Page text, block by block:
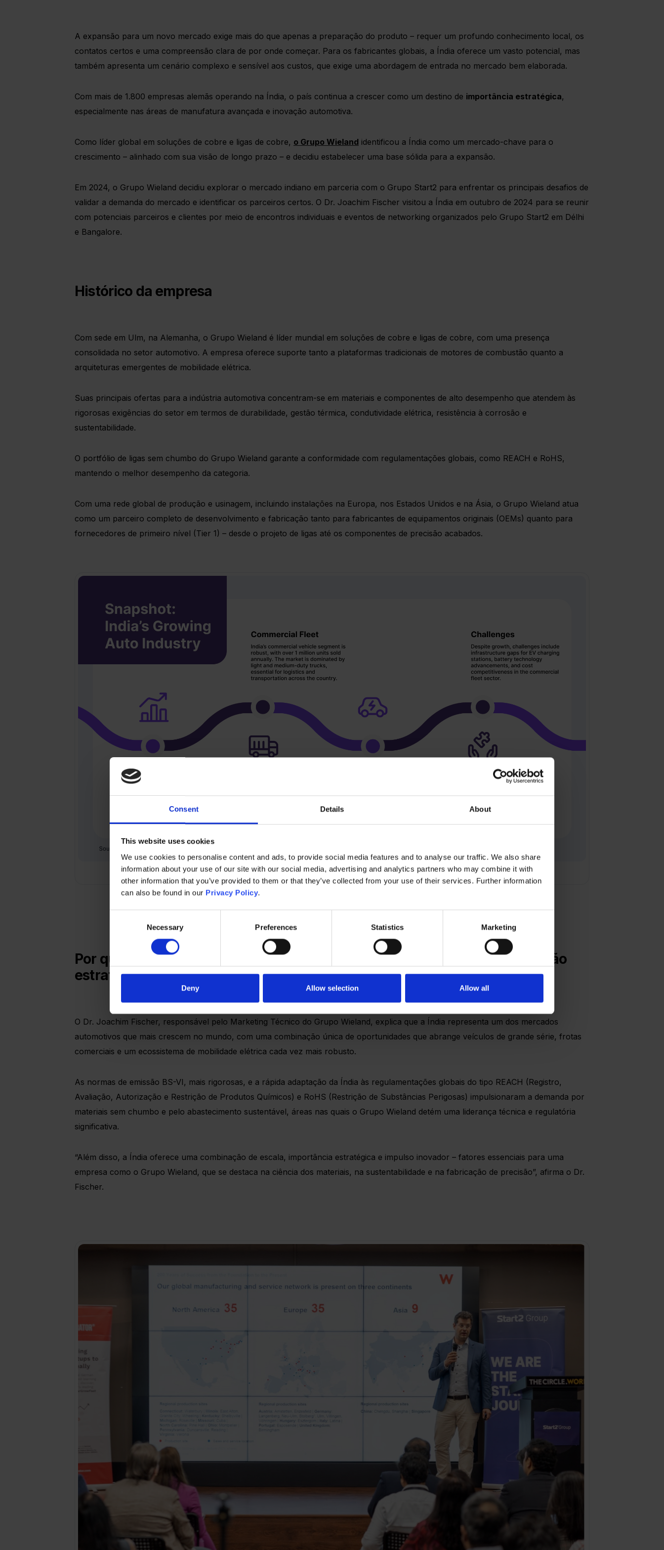
Consent Details About
This website uses cookies
We use cookies to personalise content and ads, to provide social media features and to analyse our traffic. We also share
information about your use of our site with our social media, advertising and analytics partners who may combine it with
other information that you’ve provided to them or that they’ve collected from your use of their services. Further information
can also be found in our Privacy Policy.
Necessary Preferences Statistics Marketing
Deny Allow selection Allow all
A expansão para um novo mercado exige mais do que apenas a preparação do produto – requer um profundo conhecimento local, os
contatos certos e uma compreensão clara de por onde começar. Para os fabricantes globais, a Índia oferece um vasto potencial, mas
também apresenta um cenário complexo e sensível aos custos, que exige uma abordagem de entrada no mercado bem elaborada.
Com mais de 1.800 empresas alemãs operando na Índia, o país continua a crescer como um destino de importância estratégica,
especialmente nas áreas de manufatura avançada e inovação automotiva.
Como líder global em soluções de cobre e ligas de cobre, o Grupo Wieland identificou a Índia como um mercado-chave para o
crescimento – alinhado com sua visão de longo prazo – e decidiu estabelecer uma base sólida para a expansão.
Em 2024, o Grupo Wieland decidiu explorar o mercado indiano em parceria com o Grupo Start2 para enfrentar os principais desafios de
validar a demanda do mercado e identificar os parceiros certos. O Dr. Joachim Fischer visitou a Índia em outubro de 2024 para se reunir
com potenciais parceiros e clientes por meio de encontros individuais e eventos de networking organizados pelo Grupo Start2 em Délhi
e Bangalore.
Histórico da empresa
Com sede em Ulm, na Alemanha, o Grupo Wieland é líder mundial em soluções de cobre e ligas de cobre, com uma presença
consolidada no setor automotivo. A empresa oferece suporte tanto a plataformas tradicionais de motores de combustão quanto a
arquiteturas emergentes de mobilidade elétrica.
Suas principais ofertas para a indústria automotiva concentram-se em materiais e componentes de alto desempenho que atendem às
rigorosas exigências do setor em termos de durabilidade, gestão térmica, condutividade elétrica, resistência à corrosão e
sustentabilidade.
O portfólio de ligas sem chumbo do Grupo Wieland garante a conformidade com regulamentações globais, como REACH e RoHS,
mantendo o melhor desempenho da categoria.
Com uma rede global de produção e usinagem, incluindo instalações na Europa, nos Estados Unidos e na Ásia, o Grupo Wieland atua
como um parceiro completo de desenvolvimento e fabricação tanto para fabricantes de equipamentos originais (OEMs) quanto para
fornecedores de primeiro nível (Tier 1) – desde o projeto de ligas até os componentes de precisão acabados.
Panorama: O crescimento da indústria automotiva indiana
Por que a Índia: um mercado de grande porte, sustentável e com adequação
estratégica
O Dr. Joachim Fischer, responsável pelo Marketing Técnico do Grupo Wieland, explica que a Índia representa um dos mercados
automotivos que mais crescem no mundo, com uma combinação única de oportunidades que abrange veículos de grande série, frotas
comerciais e um ecossistema de mobilidade elétrica cada vez mais robusto.
As normas de emissão BS-VI, mais rigorosas, e a rápida adaptação da Índia às regulamentações globais do tipo REACH (Registro,
Avaliação, Autorização e Restrição de Produtos Químicos) e RoHS (Restrição de Substâncias Perigosas) impulsionaram a demanda por
materiais sem chumbo e pelo abastecimento sustentável, áreas nas quais o Grupo Wieland detém uma liderança técnica e regulatória
significativa.
“Além disso, a Índia oferece uma combinação de escala, importância estratégica e impulso inovador – fatores essenciais para uma
empresa como o Grupo Wieland, que se destaca na ciência dos materiais, na sustentabilidade e na fabricação de precisão”, afirma o Dr.
Fischer.